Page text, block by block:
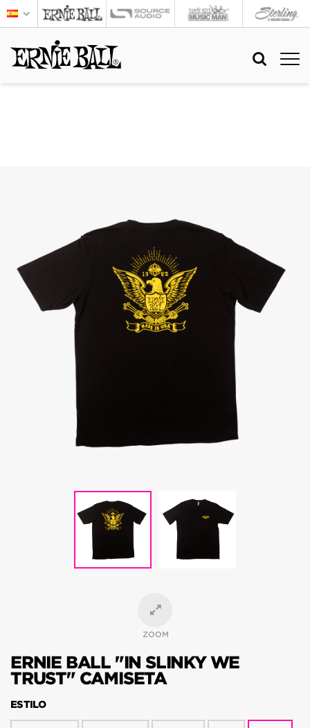
ZOOM
ERNIE BALL "IN SLINKY WE
TRUST" CAMISETA
ESTILO